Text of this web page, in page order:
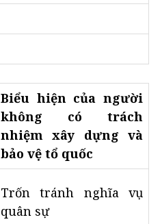
Biểu hiện của người
không có trách
nhiệm xây dựng và
bảo vệ tổ quốc
Trốn tránh nghĩa vụ
quân sự